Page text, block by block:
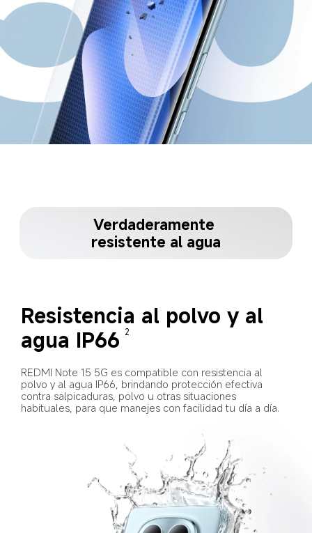
Verdaderamente
resistente al agua
Resistencia al polvo y al
agua IP66 2
REDMI Note 15 5G es compatible con resistencia al
polvo y al agua IP66, brindando protección efectiva
contra salpicaduras, polvo u otras situaciones
habituales, para que manejes con facilidad tu día a día.